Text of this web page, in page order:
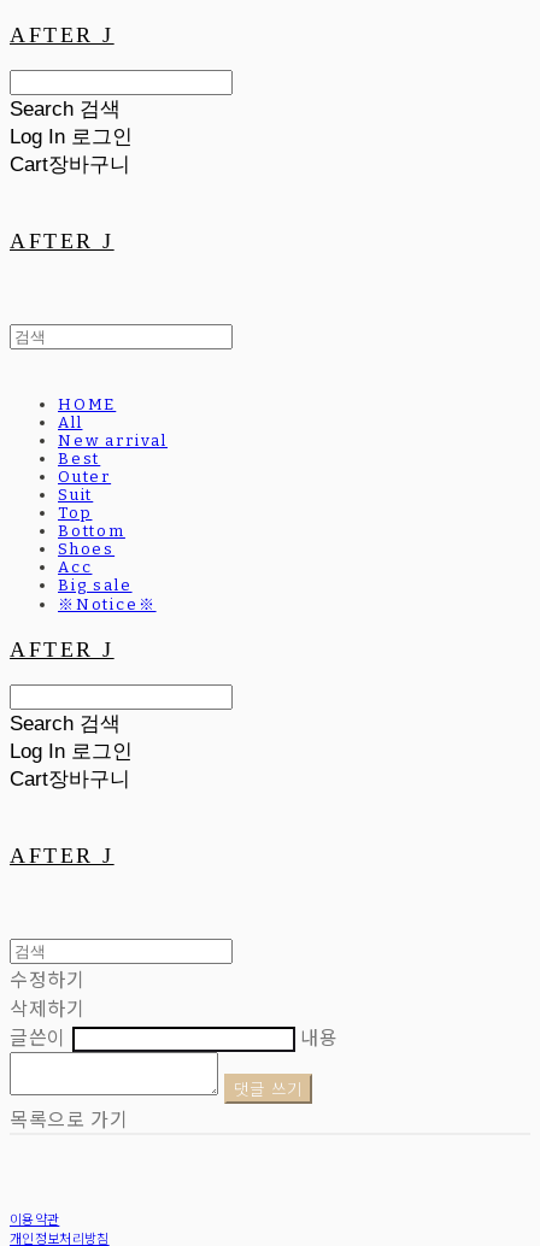
AFTER J
Search 검색
Log In 로그인
Cart장바구니
AFTER J
HOME
All
New arrival
Best
Outer
Suit
Top
Bottom
Shoes
Acc
Big sale
※Notice※
AFTER J
Search 검색
Log In 로그인
Cart장바구니
AFTER J
수정하기
삭제하기
글쓴이
내용
댓글 쓰기
목록으로 가기
이용약관
개인정보처리방침